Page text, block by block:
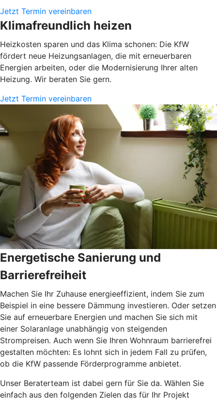
Jetzt Termin vereinbaren
Klimafreundlich heizen
Heizkosten sparen und das Klima schonen: Die KfW
fördert neue Heizungsanlagen, die mit erneuerbaren
Energien arbeiten, oder die Modernisierung Ihrer alten
Heizung. Wir beraten Sie gern.
Jetzt Termin vereinbaren
Energetische Sanierung und
Barrierefreiheit
Machen Sie Ihr Zuhause energieeffizient, indem Sie zum
Beispiel in eine bessere Dämmung investieren. Oder setzen
Sie auf erneuerbare Energien und machen Sie sich mit
einer Solaranlage unabhängig von steigenden
Strompreisen. Auch wenn Sie Ihren Wohnraum barrierefrei
gestalten möchten: Es lohnt sich in jedem Fall zu prüfen,
ob die KfW passende Förderprogramme anbietet.
Unser Beraterteam ist dabei gern für Sie da. Wählen Sie
einfach aus den folgenden Zielen das für Ihr Projekt